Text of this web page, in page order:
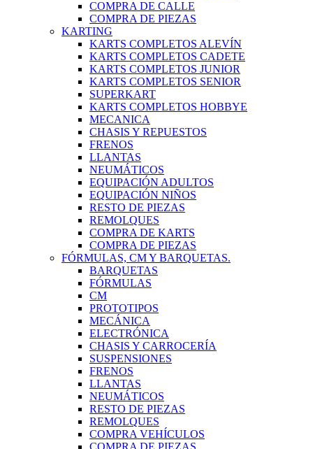
COMPRA DE CALLE
COMPRA DE PIEZAS
KARTING
KARTS COMPLETOS ALEVÍN
KARTS COMPLETOS CADETE
KARTS COMPLETOS JUNIOR
KARTS COMPLETOS SENIOR
SUPERKART
KARTS COMPLETOS HOBBYE
MECANICA
CHASIS Y REPUESTOS
FRENOS
LLANTAS
NEUMÁTICOS
EQUIPACIÓN ADULTOS
EQUIPACIÓN NIÑOS
RESTO DE PIEZAS
REMOLQUES
COMPRA DE KARTS
COMPRA DE PIEZAS
FÓRMULAS, CM Y BARQUETAS.
BARQUETAS
FÓRMULAS
CM
PROTOTIPOS
MECÁNICA
ELECTRÓNICA
CHASIS Y CARROCERÍA
SUSPENSIONES
FRENOS
LLANTAS
NEUMÁTICOS
RESTO DE PIEZAS
REMOLQUES
COMPRA VEHÍCULOS
COMPRA DE PIEZAS